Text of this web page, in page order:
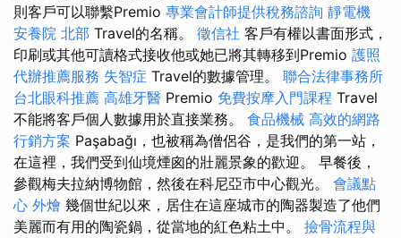
則客戶可以聯繫Premio 專業會計師提供稅務諮詢 靜電機
安養院 北部 Travel的名稱。 徵信社 客戶有權以書面形式，
印刷或其他可讀格式接收他或她已將其轉移到Premio 護照
代辦推薦服務 失智症 Travel的數據管理。 聯合法律事務所
台北眼科推薦 高雄牙醫 Premio 免費按摩入門課程 Travel
不能將客戶個人數據用於直接業務。 食品機械 高效的網路
行銷方案 Paşabağı，也被稱為僧侶谷，是我們的第一站，
在這裡，我們受到仙境煙囪的壯麗景象的歡迎。 早餐後，
參觀梅夫拉納博物館，然後在科尼亞市中心觀光。 會議點
心 外燴 幾個世紀以來，居住在這座城市的陶器製造了他們
美麗而有用的陶瓷鍋，從當地的紅色粘土中。 撿骨流程與